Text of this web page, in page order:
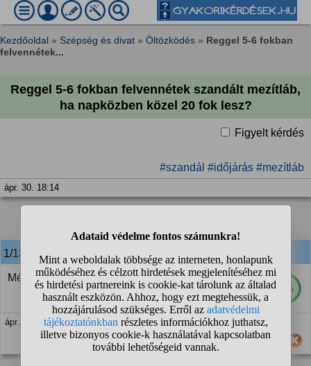
Kezdőoldal » Szépség és divat » Öltözködés » Reggel 5-6 fokban
felvennétek...
Reggel 5-6 fokban felvennétek szandált mezítláb,
ha napközben közel 20 fok lesz?
Figyelt kérdés
#szandál #időjárás #mezítláb
ápr. 30. 18:14
1/13 anonim válasza:
51%
Még a akkor sem, ha reggel lenne 20 fok.
ápr. 30. 18:37
Hasznos számodra ez a válasz?